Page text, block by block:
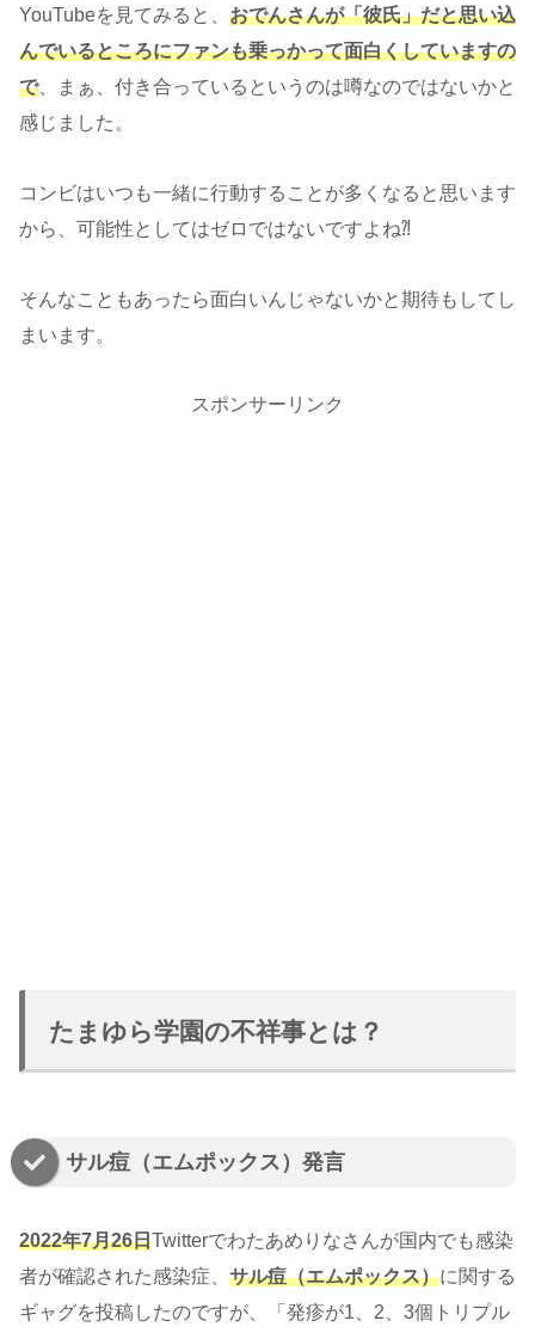
YouTubeを見てみると、 おでんさんが「彼氏」だと思い込
んでいるところにファンも乗っかって面白くしていますの
で、まぁ、付き合っているというのは噂なのではないかと
感じました。
コンビはいつも一緒に行動することが多くなると思います
から、可能性としてはゼロではないですよね⁈
そんなこともあったら面白いんじゃないかと期待もしてし
まいます。
スポンサーリンク
たまゆら学園の不祥事とは？
サル痘（エムポックス）発言
2022年7月26日Twitterでわたあめりなさんが国内でも感染
者が確認された感染症、 サル痘（エムポックス）に関する
ギャグを投稿したのですが、「発疹が1、2、3個トリプル